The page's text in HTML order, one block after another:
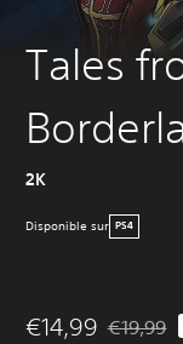
Tales
2K
Disponible sur PS4
€14,99 Remise
€19,99